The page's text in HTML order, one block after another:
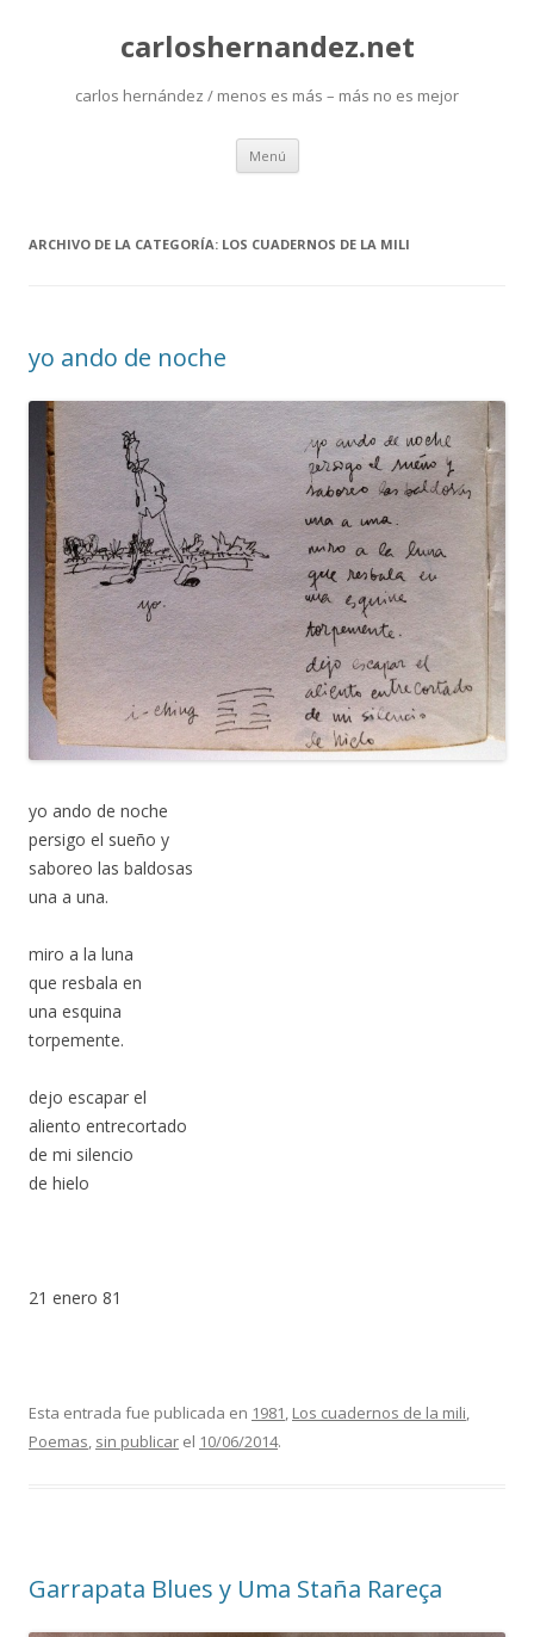
carloshernandez.net
carlos hernández / menos es más – más no es mejor
Menú Saltar
contenido
ARCHIVO DE LA CATEGORÍA: LOS CUADERNOS DE LA MILI
yo ando de noche
yo ando de noche
persigo el sueño y
saboreo las baldosas
una a una.
miro a la luna
que resbala en
una esquina
torpemente.
dejo escapar el
aliento entrecortado
de mi silencio
de hielo
21 enero 81
Esta entrada fue publicada en 1981, Los cuadernos de la mili,
Poemas, sin publicar el 10/06/2014.
Garrapata Blues y Uma Staña Rareça